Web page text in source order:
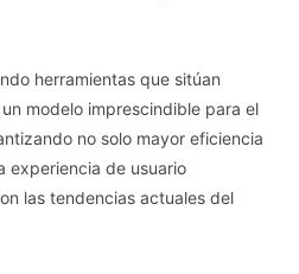
herramientas que sitúan
modelo imprescindible para el
no solo mayor eficiencia
experiencia de usuario
las tendencias actuales del